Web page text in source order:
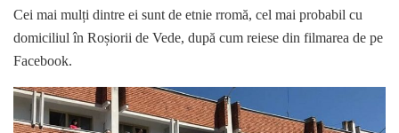
Cei mai mulți dintre ei sunt de etnie rromă, cel mai probabil cu
domiciliul în Roșiorii de Vede, după cum reiese din filmarea de pe
Facebook.